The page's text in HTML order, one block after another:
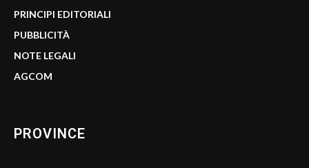
PRINCIPI EDITORIALI
PUBBLICITÀ
NOTE LEGALI
AGCOM
PROVINCE